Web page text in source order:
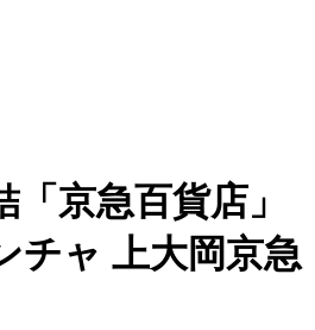
京急百貨店」
ャ 上大岡京急